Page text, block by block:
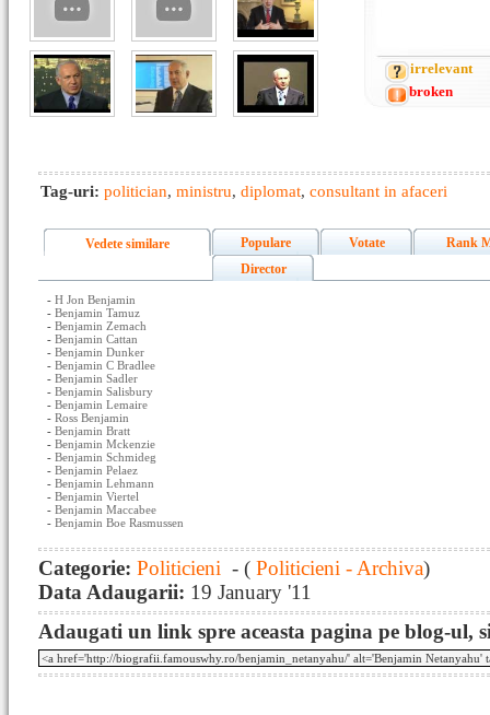
irrelevant
broken
Tag-uri: politician, ministru, diplomat, consultant in afaceri
Vedete similare Populare Votate
Rank
Director
- H Jon Benjamin
- Benjamin Tamuz
- Benjamin Zemach
- Benjamin Cattan
- Benjamin Dunker
- Benjamin C Bradlee
- Benjamin Sadler
- Benjamin Salisbury
- Benjamin Lemaire
- Ross Benjamin
- Benjamin Bratt
- Benjamin Mckenzie
- Benjamin Schmideg
- Benjamin Pelaez
- Benjamin Lehmann
- Benjamin Viertel
- Benjamin Maccabee
- Benjamin Boe Rasmussen
Categorie: Politicieni - ( Politicieni - Archiva)
Data Adaugarii: 19 January '11
Adaugati un link spre aceasta pagina pe blog-ul,